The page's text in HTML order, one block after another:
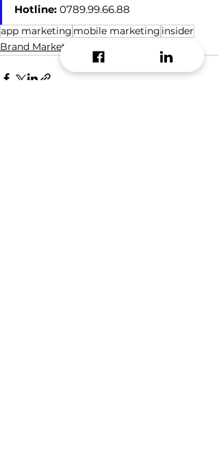
Hotline: 0789.99.66.88
app marketing mobile marketing insider
Brand Marketing​